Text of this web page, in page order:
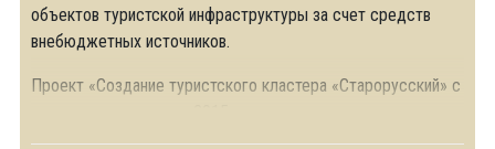
объектов туристской инфраструктуры за счет средств
внебюджетных источников.
Проект «Создание туристского кластера «Старорусский» с